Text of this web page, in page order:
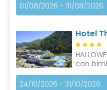
01/08/2026 - 31/08/2026
Hotel
con
24/10/2026 - 31/10/2026